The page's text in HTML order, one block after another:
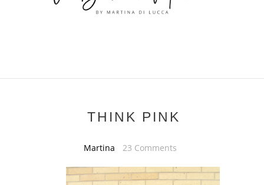
THINK PINK
Martina 23 Comments